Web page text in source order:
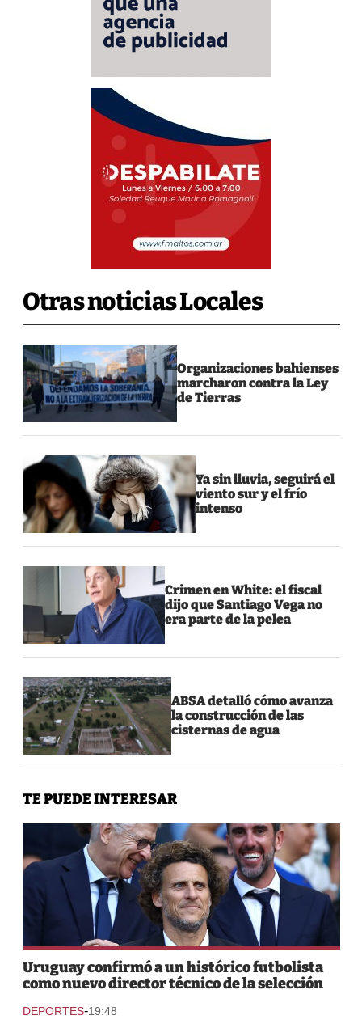
Otras noticias Locales
Organizaciones bahienses
marcharon contra la Ley
de Tierras
Ya sin lluvia, seguirá el
viento sur y el frío
intenso
Crimen en White: el fiscal
dijo que Santiago Vega no
era parte de la pelea
ABSA detalló cómo avanza
la construcción de las
cisternas de agua
TE PUEDE INTERESAR
Uruguay confirmó a un histórico futbolista
como nuevo director técnico de la selección
DEPORTES-19:48